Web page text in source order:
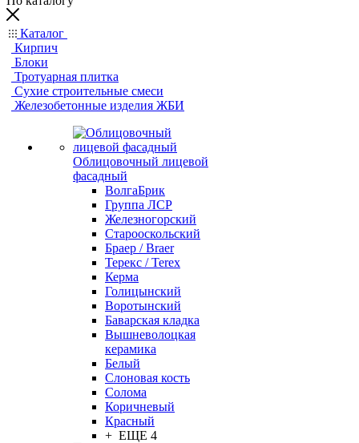
Каталог
Кирпич
Блоки
Тротуарная плитка
Сухие строительные смеси
Железобетонные изделия ЖБИ
Облицовочный лицевой
фасадный
ВолгаБрик
Группа ЛСР
Железногорский
Старооскольский
Браер / Braer
Терекс / Terex
Керма
Голицынский
Воротынский
Баварская кладка
Вышневолоцкая
керамика
Белый
Слоновая кость
Солома
Коричневый
Красный
+ ЕЩЕ 4